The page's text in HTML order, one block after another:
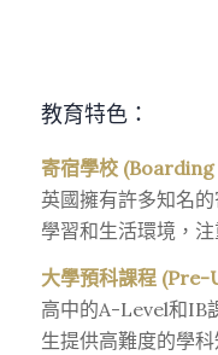
教育特色：
寄宿學校 (Boarding
英國擁有許多知名
學習和生活環境，
大學預科課程
高中的A-Level和IB
生提供高難度的學